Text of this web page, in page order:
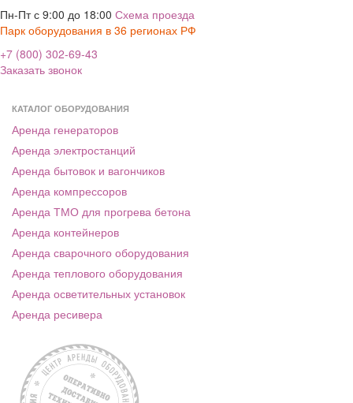
Пн-Пт с 9:00 до 18:00 Схема проезда
Парк оборудования в 36 регионах РФ
+7 (800) 302-69-43
Заказать звонок
КАТАЛОГ ОБОРУДОВАНИЯ
Аренда генераторов
Аренда электростанций
Аренда бытовок и вагончиков
Аренда компрессоров
Аренда ТМО для прогрева бетона
Аренда контейнеров
Аренда сварочного оборудования
Аренда теплового оборудования
Аренда осветительных установок
Аренда ресивера